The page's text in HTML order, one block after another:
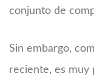
conjunto de
Sin embargo,
reciente, es muy